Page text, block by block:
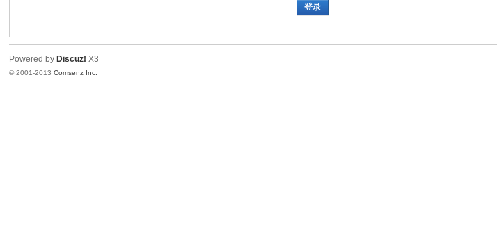
登录
Powered by Discuz! X3
© 2001-2013Comsenz Inc.